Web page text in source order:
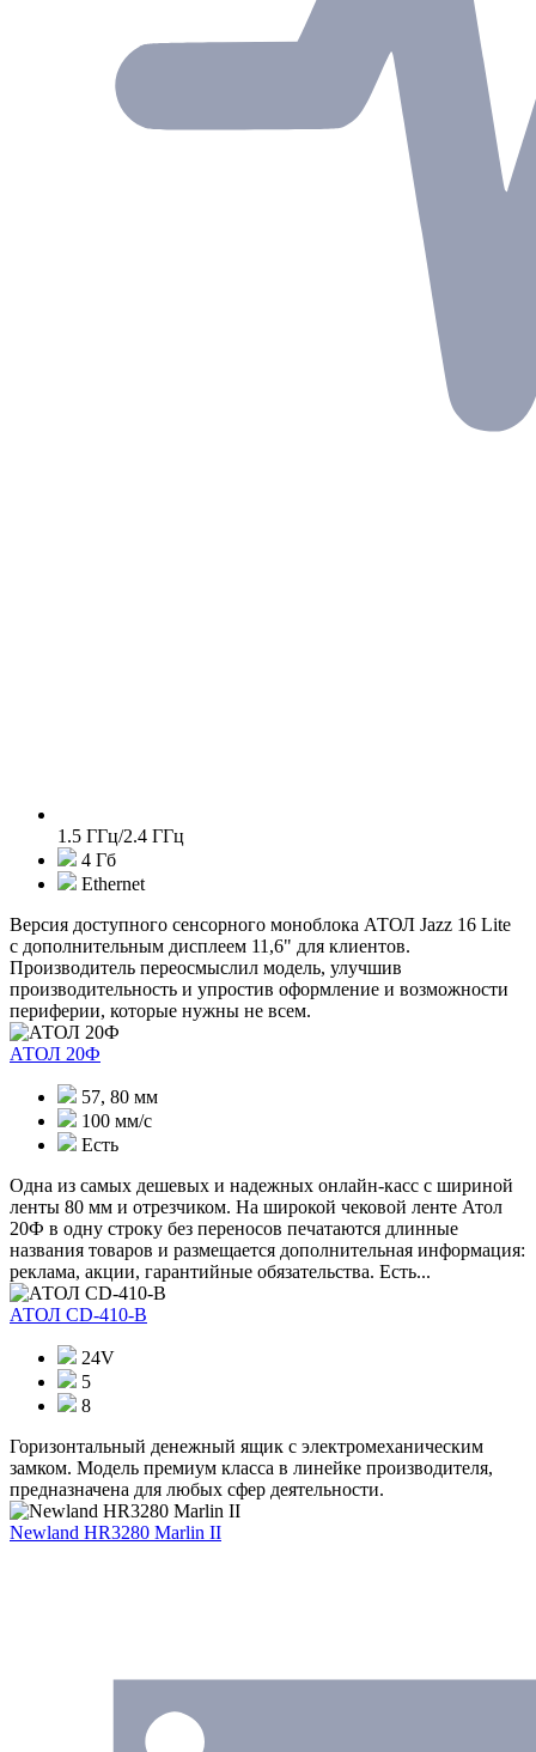
1.5 ГГц/2.4 ГГц
4 Гб
Ethernet
Версия доступного сенсорного моноблока АТОЛ Jazz 16 Lite
с дополнительным дисплеем 11,6" для клиентов.
Производитель переосмыслил модель, улучшив
производительность и упростив оформление и возможности
периферии, которые нужны не всем.
АТОЛ 20Ф
57, 80 мм
100 мм/c
Есть
Одна из самых дешевых и надежных онлайн-касс с шириной
ленты 80 мм и отрезчиком. На широкой чековой ленте Атол
20Ф в одну строку без переносов печатаются длинные
названия товаров и размещается дополнительная информация:
реклама, акции, гарантийные обязательства. Есть...
АТОЛ CD-410-В
24V
5
8
Горизонтальный денежный ящик с электромеханическим
замком. Модель премиум класса в линейке производителя,
предназначена для любых сфер деятельности.
Newland HR3280 Marlin II